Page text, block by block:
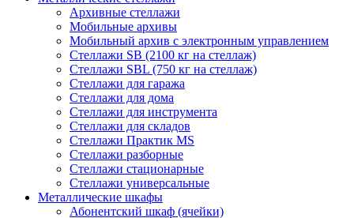
Архивные стеллажи
Мобильные архивы
Мобильный архив с электронным управлением
Стеллажи SB (2100 кг на стеллаж)
Стеллажи SBL (750 кг на стеллаж)
Стеллажи для гаража
Стеллажи для дома
Стеллажи для инструмента
Стеллажи для складов
Стеллажи Практик MS
Стеллажи разборные
Стеллажи стационарные
Стеллажи универсальные
Металлические шкафы
Абонентский шкаф (ячейки)